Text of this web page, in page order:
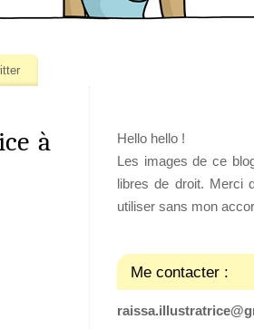
à
Hello hello !
Les images de ce
libres de droit. Merci
utiliser sans mon
Me contacter :